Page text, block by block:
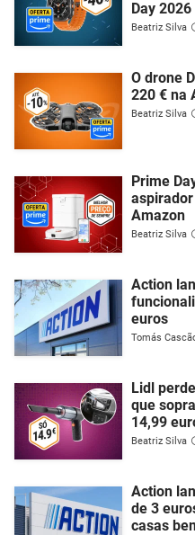
Day 2026
Beatriz Silva
O drone
220 € na
Beatriz Silva
Prime
Amazon
Beatriz Silva
Action
euros
Tomás
Lidl
que
14,99
Beatriz Silva
Action
de 3
casas